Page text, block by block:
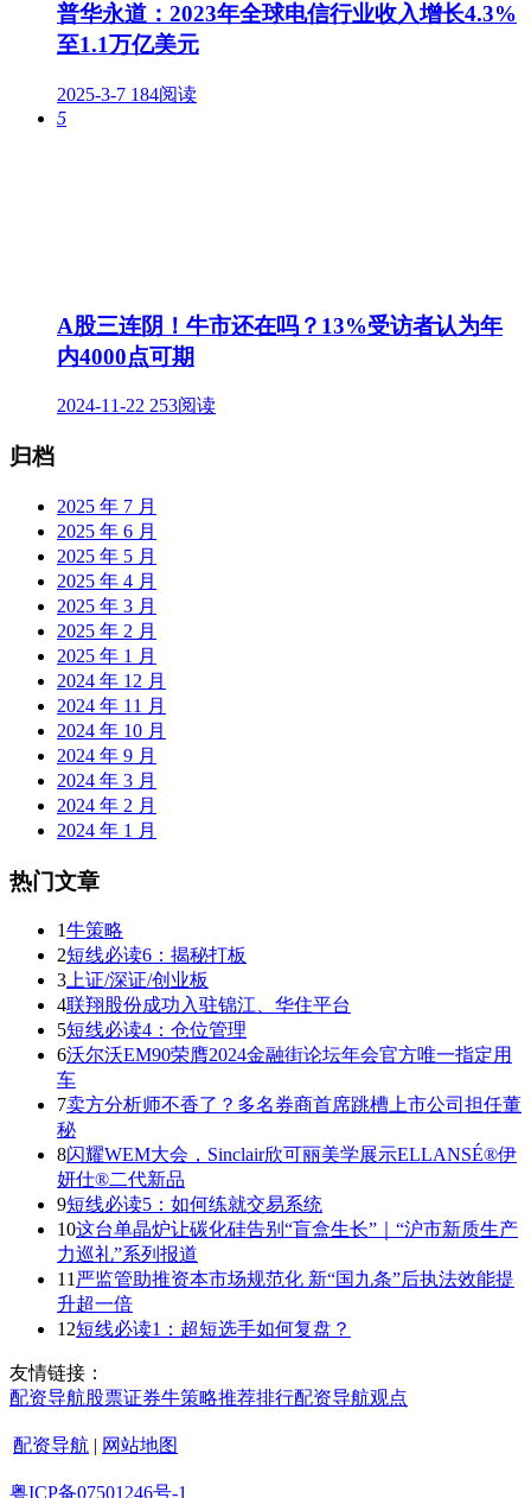
普华永道：2023年全球电信行业收入增长4.3%
至1.1万亿美元
2025-3-7 184阅读
5
A股三连阴！牛市还在吗？13%受访者认为年
内4000点可期
2024-11-22 253阅读
归档
2025 年 7 月
2025 年 6 月
2025 年 5 月
2025 年 4 月
2025 年 3 月
2025 年 2 月
2025 年 1 月
2024 年 12 月
2024 年 11 月
2024 年 10 月
2024 年 9 月
2024 年 3 月
2024 年 2 月
2024 年 1 月
热门文章
1牛策略
2短线必读6：揭秘打板
3 上证/深证/创业板
4联翔股份成功入驻锦江、华住平台
5短线必读4：仓位管理
6沃尔沃EM90荣膺2024金融街论坛年会官方唯一指定用
车
7卖方分析师不香了？多名券商首席跳槽上市公司担任董
秘
8闪耀WEM大会，Sinclair欣可丽美学展示ELLANSÉ®伊
妍仕®二代新品
9短线必读5：如何练就交易系统
10这台单晶炉让碳化硅告别“盲盒生长”｜“沪市新质生产
力巡礼”系列报道
11 严监管助推资本市场规范化 新“国九条”后执法效能提
升超一倍
12短线必读1：超短选手如何复盘？
友情链接：
配资导航股票证券牛策略推荐排行配资导航观点
配资导航 | 网站地图
粤ICP备07501246号-1